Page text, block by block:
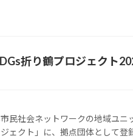
折り鶴プロジェクト
民社会ネットワークの地域ユニ
ジェクト」に、拠点団体として登